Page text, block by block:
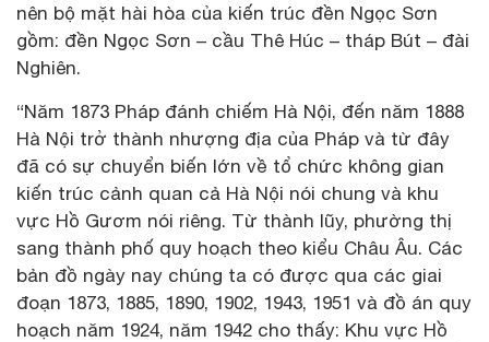
nên bộ mặt hài hòa của kiến trúc đền Ngọc Sơn
gồm: đền Ngọc Sơn – cầu Thê Húc – tháp Bút – đài
Nghiên.
“Năm 1873 Pháp đánh chiếm Hà Nội, đến năm 1888
Hà Nội trở thành nhượng địa của Pháp và từ đây
đã có sự chuyển biến lớn về tổ chức không gian
kiến trúc cảnh quan cả Hà Nội nói chung và khu
vực Hồ Gươm nói riêng. Từ thành lũy, phường thị
sang thành phố quy hoạch theo kiểu Châu Âu. Các
bản đồ ngày nay chúng ta có được qua các giai
đoạn 1873, 1885, 1890, 1902, 1943, 1951 và đồ án quy
hoạch năm 1924, năm 1942 cho thấy: Khu vực Hồ